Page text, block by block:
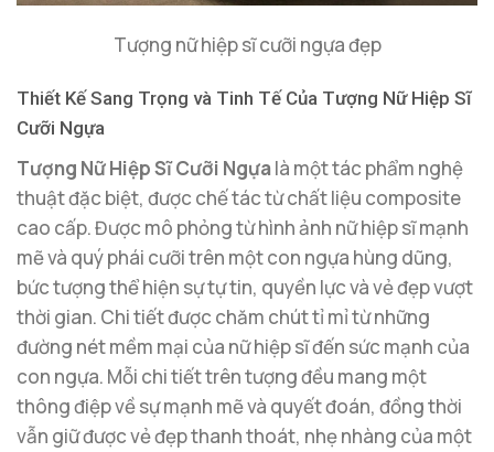
Tượng nữ hiệp sĩ cưỡi ngựa đẹp
Thiết Kế Sang Trọng và Tinh Tế Của Tượng Nữ Hiệp Sĩ
Cưỡi Ngựa
Tượng Nữ Hiệp Sĩ Cưỡi Ngựalà một tác phẩm nghệ
thuật đặc biệt, được chế tác từ chất liệu composite
cao cấp. Được mô phỏng từ hình ảnh nữ hiệp sĩ mạnh
mẽ và quý phái cưỡi trên một con ngựa hùng dũng,
bức tượng thể hiện sự tự tin, quyền lực và vẻ đẹp vượt
thời gian. Chi tiết được chăm chút tỉ mỉ từ những
đường nét mềm mại của nữ hiệp sĩ đến sức mạnh của
con ngựa. Mỗi chi tiết trên tượng đều mang một
thông điệp về sự mạnh mẽ và quyết đoán, đồng thời
vẫn giữ được vẻ đẹp thanh thoát, nhẹ nhàng của một